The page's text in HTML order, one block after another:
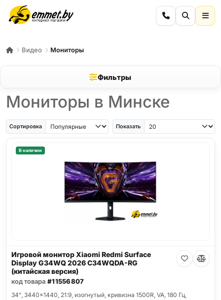
Видео Мониторы
Фильтры
Мониторы в Минске
Сортировка Показать
В наличии
Игровой монитор Xiaomi Redmi Surface
Display G34WQ 2026 C34WQDA-RG
(китайская версия)
код товара #11556807
34", 3440x1440, 21:9, изогнутый, кривизна 1500R, VA, 180 Гц,